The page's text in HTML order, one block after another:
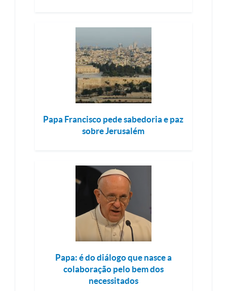
Papa Francisco pede sabedoria e paz
sobre Jerusalém
Papa: é do diálogo que nasce a
colaboração pelo bem dos
necessitados